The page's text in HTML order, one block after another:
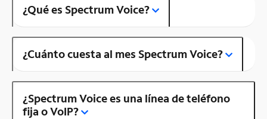
¿Qué es Spectrum Voice?
¿Cuánto cuesta al mes Spectrum Voice?
¿Spectrum Voice es una línea de teléfono
fija o VoIP?